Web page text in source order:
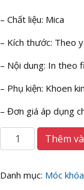
– Chất liệu: Mica
– Kích thước: Theo
– Nội dung: In theo
– Phụ kiện: Khoen
– Đơn giá áp dụng
Làm
móc
hình
Thêm
Danh mục: Móc khóa